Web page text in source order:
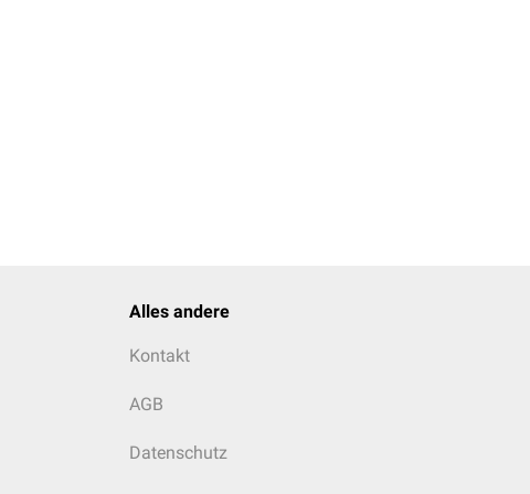
Alles andere
Kontakt
AGB
Datenschutz